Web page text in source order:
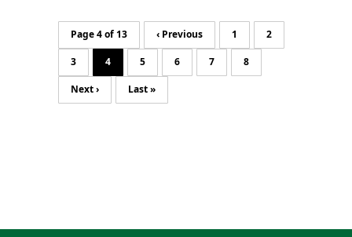
Page 4 of 13 ‹ Previous 1 2
3 4 5 6 7 8
Next › Last »